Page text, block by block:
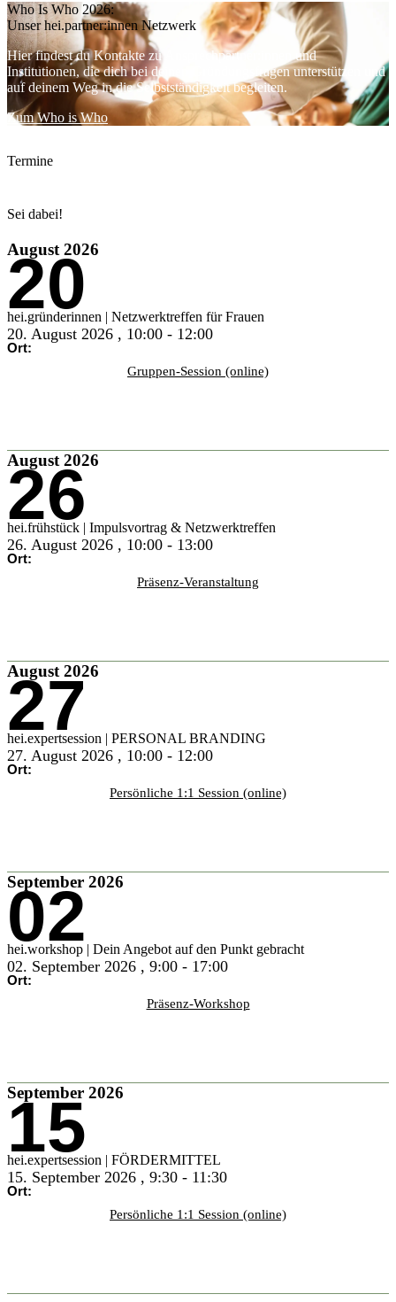
Who Is Who 2026:
Unser hei.partner:innen Netzwerk
Hier findest du Kontakte zu Ansprechpartner:innen und
Institutionen, die dich bei deinen Gründungsfragen unterstützen und
auf deinem Weg in die Selbstständigkeit begleiten.
Zum Who is Who
Termine
Sei dabei!
August 2026
20
hei.gründerinnen | Netzwerktreffen für Frauen
20. August 2026 , 10:00 - 12:00
Ort:
Gruppen-Session (online)
August 2026
26
hei.frühstück | Impulsvortrag & Netzwerktreffen
26. August 2026 , 10:00 - 13:00
Ort:
Präsenz-Veranstaltung
August 2026
27
hei.expertsession | PERSONAL BRANDING
27. August 2026 , 10:00 - 12:00
Ort:
Persönliche 1:1 Session (online)
September 2026
02
hei.workshop | Dein Angebot auf den Punkt gebracht
02. September 2026 , 9:00 - 17:00
Ort:
Präsenz-Workshop
September 2026
15
hei.expertsession | FÖRDERMITTEL
15. September 2026 , 9:30 - 11:30
Ort:
Persönliche 1:1 Session (online)